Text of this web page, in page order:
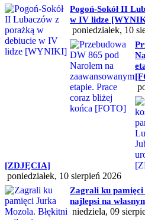
Pogoń-Sokół II
w IV lidze
poniedziałek, 10
[ZDJĘCIA]
poniedziałek, 10 sierpień 2026
Zagrali ku
najlepsi na
niedziela, 09